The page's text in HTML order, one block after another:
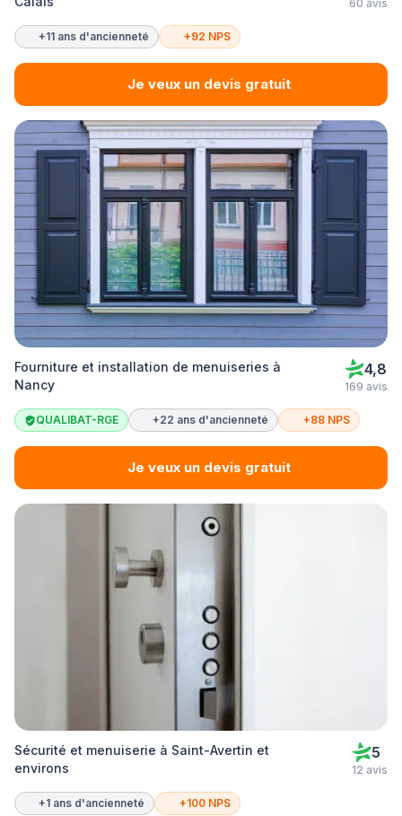
60 avis
+11 ans d'ancienneté +92 NPS
Je veux un devis gratuit
Fourniture et installation de menuiseries à
Nancy
4,8
169 avis
QUALIBAT-RGE +22 ans d'ancienneté +88 NPS
Je veux un devis gratuit
Sécurité et menuiserie à Saint-Avertin et
environs
5
12 avis
+1 ans d'ancienneté +100 NPS